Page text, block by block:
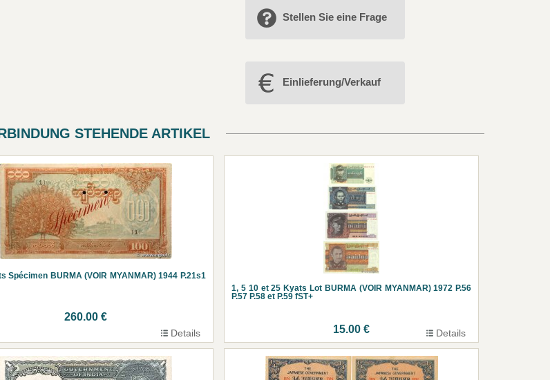
Stellen Sie eine Frage
Einlieferung/Verkauf
STEHENDE ARTIKEL
Spécimen BURMA (VOIR MYANMAR) 1944 P.21s1
260.00 €
Details
1, 5 10 et 25 Kyats Lot BURMA (VOIR MYANMAR) 1972 P.56
P.57 P.58 et P.59 fST+
15.00 € Details